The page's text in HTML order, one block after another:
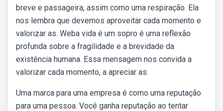
breve e passageira, assim como uma respiração. Ela
nos lembra que devemos aproveitar cada momento e
valorizar as. Weba vida é um sopro é uma reflexão
profunda sobre a fragilidade e a brevidade da
existência humana. Essa mensagem nos convida a
valorizar cada momento, a apreciar as.
Uma marca para uma empresa é como uma reputação
para uma pessoa. Você ganha reputação ao tentar